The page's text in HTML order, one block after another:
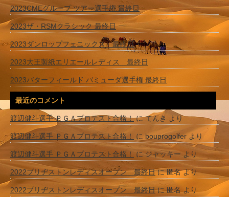
2023CMEグループ ツアー選手権 最終日
2023ザ・RSMクラシック 最終日
2023ダンロップフェニックス 最終日
2023大王製紙エリエールレディス 最終日
2023バターフィールド バミューダ選手権 最終日
最近のコメント
渡辺健斗選手 ＰＧＡプロテスト合格！にてんき より
渡辺健斗選手 ＰＧＡプロテスト合格！ にbouprogolfer より
渡辺健斗選手 ＰＧＡプロテスト合格！ にジャッキー より
2022ブリヂストンレディスオープン 最終日に匿名より
2022ブリヂストンレディスオープン 最終日に匿名より